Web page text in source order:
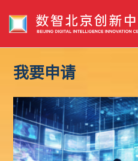
我要申请